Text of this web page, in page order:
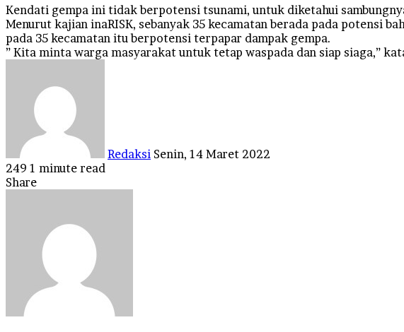
Kendati gempa ini tidak berpotensi tsunami, untuk diketahui
Menurut kajian inaRISK, sebanyak 35 kecamatan berada pada potensi
pada 35 kecamatan itu berpotensi terpapar dampak gempa.
” Kita minta warga masyarakat untuk tetap waspada dan siap siaga,”
Redaksi Senin, 14 Maret 2022
249 1 minute read
Facebook
Twitter
LinkedIn
Tumblr
Pinterest
Reddit
VKontakte
Odnoklassniki
Pocket
Share